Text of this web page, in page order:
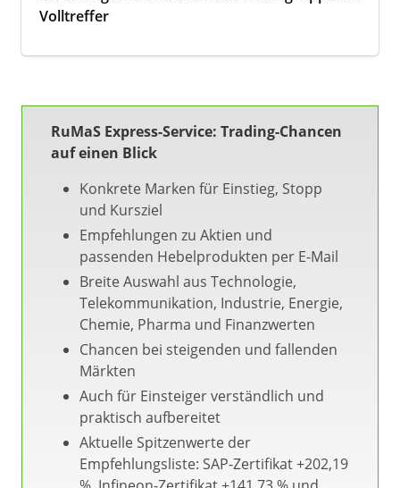
Volltreffer
RuMaS Express-Service: Trading-Chancen
auf einen Blick
Konkrete Marken für Einstieg, Stopp
und Kursziel
Empfehlungen zu Aktien und
passenden Hebelprodukten per E-Mail
Breite Auswahl aus Technologie,
Telekommunikation, Industrie, Energie,
Chemie, Pharma und Finanzwerten
Chancen bei steigenden und fallenden
Märkten
Auch für Einsteiger verständlich und
praktisch aufbereitet
Aktuelle Spitzenwerte der
Empfehlungsliste: SAP-Zertifikat +202,19